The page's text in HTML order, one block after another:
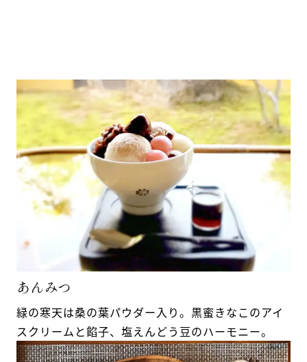
あんみつ
緑の寒天は桑の葉パウダー入り。黒蜜きなこのアイ
スクリームと餡子、塩えんどう豆のハーモニー。